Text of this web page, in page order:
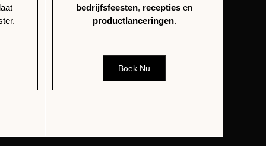
bedrijfsfeesten, recepties en
productlanceringen.
Boek Nu